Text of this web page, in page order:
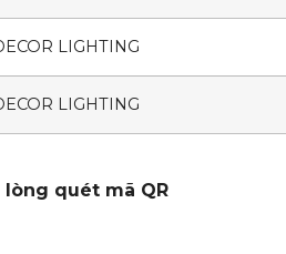
LIGHTING
LIGHTING
quét mã QR